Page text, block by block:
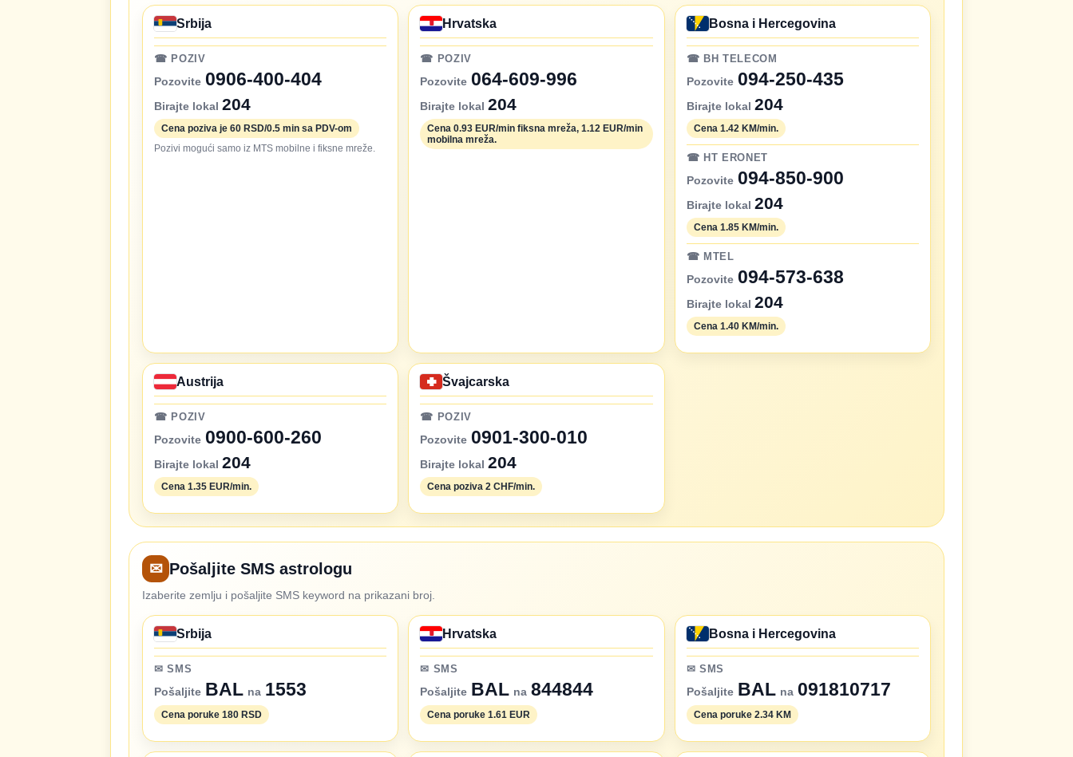
Srbija
☎ POZIV
Pozovite 0906-400-404
Birajte lokal 204
Cena poziva je 60 RSD/0.5 min sa PDV-om
Pozivi mogući samo iz MTS mobilne i fiksne mreže.
Hrvatska
☎ POZIV
Pozovite 064-609-996
Birajte lokal 204
Cena 0.93 EUR/min fiksna mreža, 1.12 EUR/min
mobilna mreža.
Bosna i Hercegovina
☎ BH TELECOM
Pozovite 094-250-435
Birajte lokal 204
Cena 1.42 KM/min.
☎ HT ERONET
Pozovite 094-850-900
Birajte lokal 204
Cena 1.85 KM/min.
☎ MTEL
Pozovite 094-573-638
Birajte lokal 204
Cena 1.40 KM/min.
Austrija
☎ POZIV
Pozovite 0900-600-260
Birajte lokal 204
Cena 1.35 EUR/min.
Švajcarska
☎ POZIV
Pozovite 0901-300-010
Birajte lokal 204
Cena poziva 2 CHF/min.
✉ Pošaljite SMS astrologu
Izaberite zemlju i pošaljite SMS keyword na prikazani broj.
Srbija
✉ SMS
Pošaljite BAL na 1553
Cena poruke 180 RSD
Hrvatska
✉ SMS
Pošaljite BAL na 844844
Cena poruke 1.61 EUR
Bosna i Hercegovina
✉ SMS
Pošaljite BAL na 091810717
Cena poruke 2.34 KM